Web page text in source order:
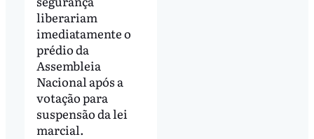
liberariam
imediatamente o
prédio da
Assembleia
Nacional após a
votação para
suspensão da lei
marcial.